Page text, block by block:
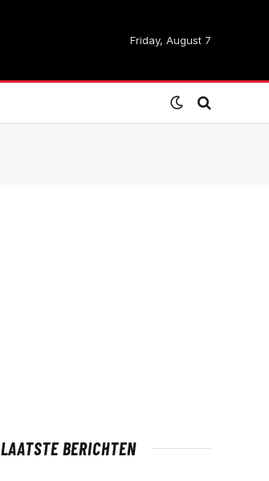
Friday, August 7
LAATSTE BERICHTEN